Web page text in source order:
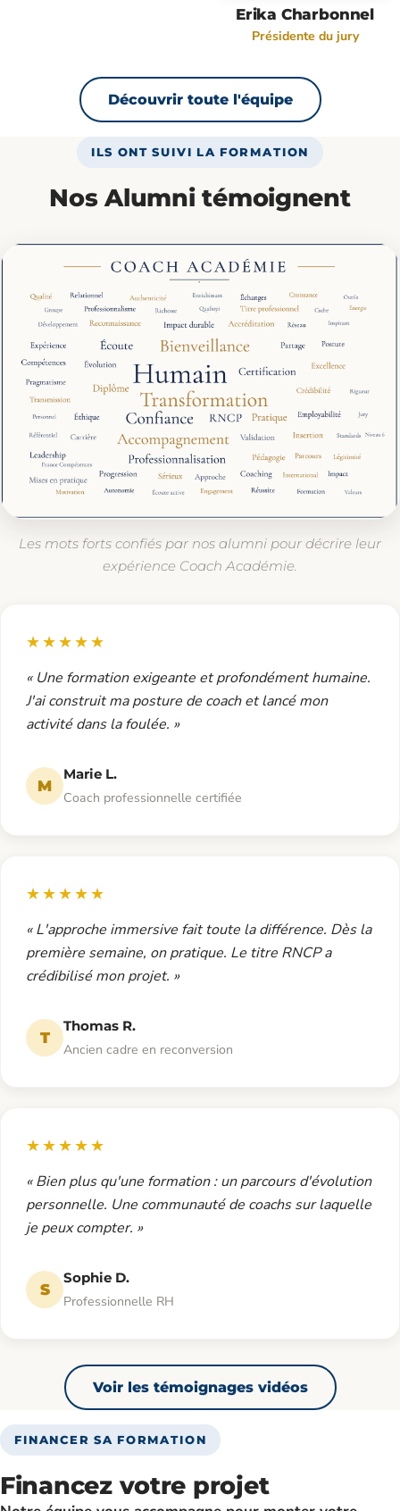
Erika Charbonnel
Présidente du jury
Découvrir toute l'équipe
ILS ONT SUIVI LA FORMATION
Nos Alumni témoignent
Les mots forts confiés par nos alumni pour décrire leur
expérience Coach Académie.
★★★★★
« Une formation exigeante et profondément humaine.
J'ai construit ma posture de coach et lancé mon
activité dans la foulée. »
M
Marie L.
Coach professionnelle certifiée
★★★★★
« L'approche immersive fait toute la différence. Dès la
première semaine, on pratique. Le titre RNCP a
crédibilisé mon projet. »
T
Thomas R.
Ancien cadre en reconversion
★★★★★
« Bien plus qu'une formation : un parcours d'évolution
personnelle. Une communauté de coachs sur laquelle
je peux compter. »
S
Sophie D.
Professionnelle RH
Voir les témoignages vidéos
FINANCER SA FORMATION
Financez votre projet